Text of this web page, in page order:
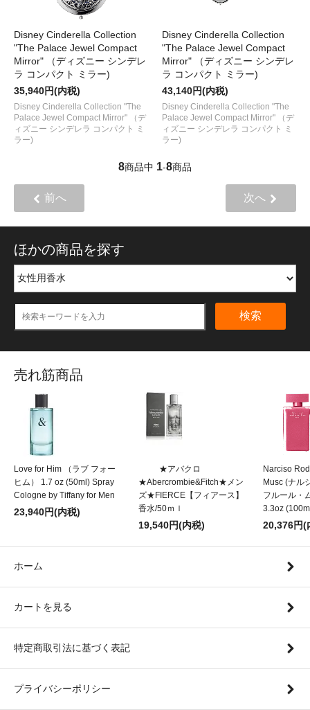
Disney Cinderella Collection
"The Palace Jewel Compact
Mirror" （ディズニー シンデレ
ラ コンパクト ミラー)
35,940円(内税)
Disney Cinderella Collection "The
Palace Jewel Compact Mirror" （デ
ィズニー シンデレラ コンパクト ミ
ラー)
Disney Cinderella Collection
"The Palace Jewel Compact
Mirror" （ディズニー シンデレ
ラ コンパクト ミラー)
43,140円(内税)
Disney Cinderella Collection "The
Palace Jewel Compact Mirror" （デ
ィズニー シンデレラ コンパクト ミ
ラー)
8商品中 1-8商品
前へ 次へ
ほかの商品を探す
検索
売れ筋商品
Love for Him （ラブ フォー
ヒム） 1.7 oz (50ml) Spray
Cologne by Tiffany for Men
23,940円(内税)
★アバクロ
★Abercrombie&Fitch★メン
ズ★FIERCE【フィアース】
香水/50ｍｌ
19,540円(内税)
Narciso
Musc (ナル
フルール・
3.3oz
20,376円(
ホーム
カートを見る
特定商取引法に基づく表記
プライバシーポリシー